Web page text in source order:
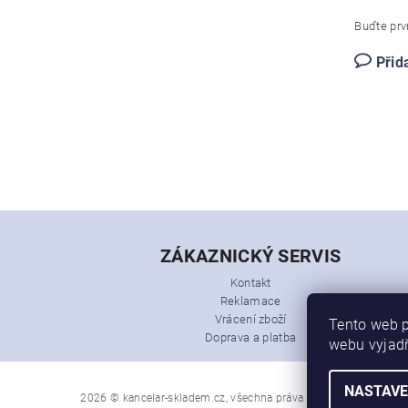
Buďte
ZÁKAZNICKÝ SERVIS
Kontakt
Reklamace
Vrácení zboží
Doprava a platba
2026 © kancelar-skladem.cz, všechna práva vyhrazena
Tento web
webu